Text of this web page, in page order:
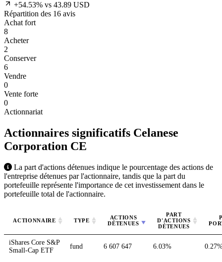
+54.53% vs 43.89 USD
Répartition des 16 avis
Achat fort
8
Acheter
2
Conserver
6
Vendre
0
Vente forte
0
Actionnariat
Actionnaires significatifs Celanese
Corporation CE
La part d'actions détenues indique le pourcentage des actions de
l'entreprise détenues par l'actionnaire, tandis que la part du
portefeuille représente l'importance de cet investissement dans le
portefeuille total de l'actionnaire.
ACTIONNAIRE TYPE
ACTIONS
DÉTENUES
PART
D'ACTIONS
DÉTENUES
iShares Core S&P
Small-Cap ETF
fund 6 607 647 6.03%